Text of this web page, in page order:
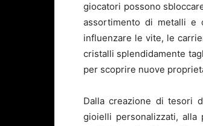
giocatori possono
assortimento di metalli e
influenzare le vite, le
cristalli splendidamente
per scoprire nuove
Dalla creazione di tesori
gioielli personalizzati,